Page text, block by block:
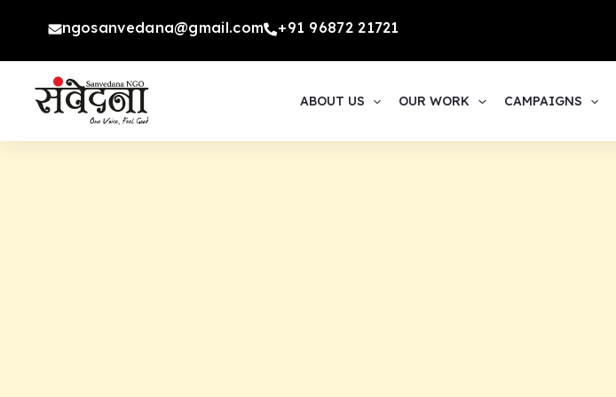
content
ngosanvedana@gmail.com +91 96872 21721
ABOUT US OUR WORK CAMPAIGNS